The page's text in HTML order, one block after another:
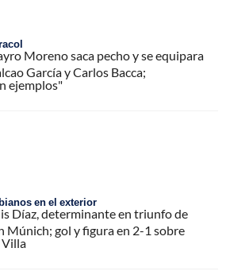
Moreno saca pecho y se equipara
García y Carlos Bacca;
ejemplos"
en el exterior
Díaz, determinante en triunfo de
Múnich; gol y figura en 2-1 sobre